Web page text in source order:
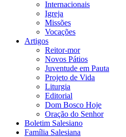
Internacionais
Igreja
Missões
Vocações
Artigos
Reitor-mor
Novos Pátios
Juventude em Pauta
Projeto de Vida
Liturgia
Editorial
Dom Bosco Hoje
Oração do Senhor
Boletim Salesiano
Família Salesiana